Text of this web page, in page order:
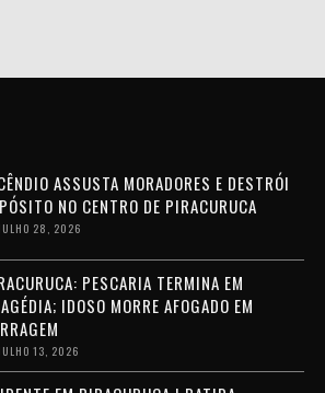
ASSUSTA MORADORES E DESTRÓI
NO CENTRO DE PIRACURUCA
28, 2026
PESCARIA TERMINA EM
IDOSO MORRE AFOGADO EM
13, 2026